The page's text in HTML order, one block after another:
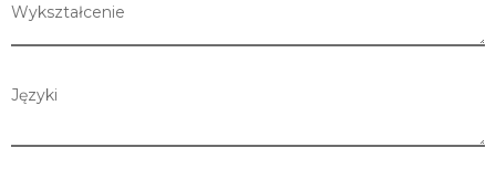
Wykształcenie
Języki